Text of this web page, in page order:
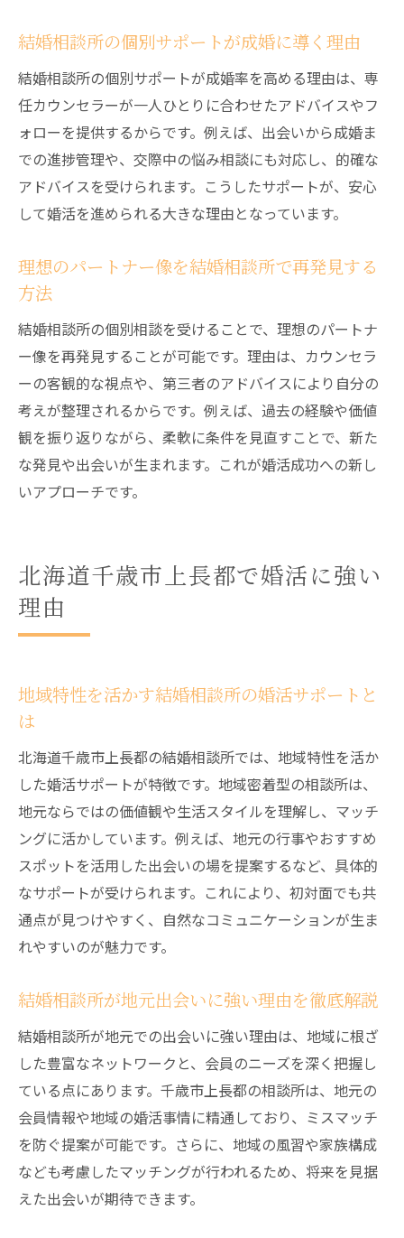
結婚相談所の個別サポートが成婚に導く理由
結婚相談所の個別サポートが成婚率を高める理由は、専
任カウンセラーが一人ひとりに合わせたアドバイスやフ
ォローを提供するからです。例えば、出会いから成婚ま
での進捗管理や、交際中の悩み相談にも対応し、的確な
アドバイスを受けられます。こうしたサポートが、安心
して婚活を進められる大きな理由となっています。
理想のパートナー像を結婚相談所で再発見する
方法
結婚相談所の個別相談を受けることで、理想のパートナ
ー像を再発見することが可能です。理由は、カウンセラ
ーの客観的な視点や、第三者のアドバイスにより自分の
考えが整理されるからです。例えば、過去の経験や価値
観を振り返りながら、柔軟に条件を見直すことで、新た
な発見や出会いが生まれます。これが婚活成功への新し
いアプローチです。
北海道千歳市上長都で婚活に強い
理由
地域特性を活かす結婚相談所の婚活サポートと
は
北海道千歳市上長都の結婚相談所では、地域特性を活か
した婚活サポートが特徴です。地域密着型の相談所は、
地元ならではの価値観や生活スタイルを理解し、マッチ
ングに活かしています。例えば、地元の行事やおすすめ
スポットを活用した出会いの場を提案するなど、具体的
なサポートが受けられます。これにより、初対面でも共
通点が見つけやすく、自然なコミュニケーションが生ま
れやすいのが魅力です。
結婚相談所が地元出会いに強い理由を徹底解説
結婚相談所が地元での出会いに強い理由は、地域に根ざ
した豊富なネットワークと、会員のニーズを深く把握し
ている点にあります。千歳市上長都の相談所は、地元の
会員情報や地域の婚活事情に精通しており、ミスマッチ
を防ぐ提案が可能です。さらに、地域の風習や家族構成
なども考慮したマッチングが行われるため、将来を見据
えた出会いが期待できます。